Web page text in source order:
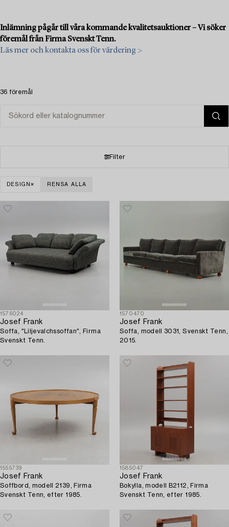
Inlämning pågår till våra kommande kvalitetsauktioner – Vi söker
föremål från Firma Svenskt Tenn.
Läs mer och kontakta oss för värdering >
36 föremål
Filter
DESIGN RENSA ALLA
1576024
Josef Frank
Soffa, "Liljevalchssoffan", Firma
Svenskt Tenn.
1570470
Josef Frank
Soffa, modell 3031, Svenskt Tenn,
2015.
1555739
Josef Frank
Soffbord, modell 2139, Firma
Svenskt Tenn, efter 1985.
1585047
Josef Frank
Bokylla, modell B2112, Firma
Svenskt Tenn, efter 1985.